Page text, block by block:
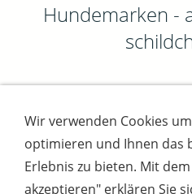
Hundemarken -
Impressum AGB
Widerrufsrecht
Datenschutz
Kontakt
Disclaimer
Wir verwenden Cookies
optimieren und Ihnen das
Erlebnis zu bieten. Mit
akzeptieren" erklären Sie